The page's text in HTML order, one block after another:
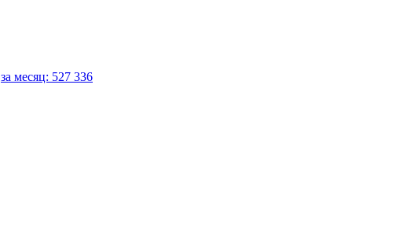
за месяц: 527 336